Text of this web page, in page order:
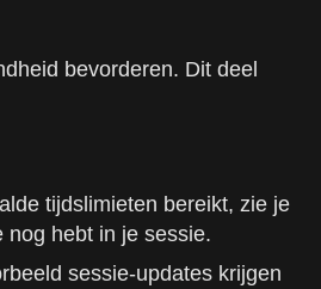
bevorderen. Dit deel
tijdslimieten bereikt, zie je
nog hebt in je sessie.
sessie-updates krijgen